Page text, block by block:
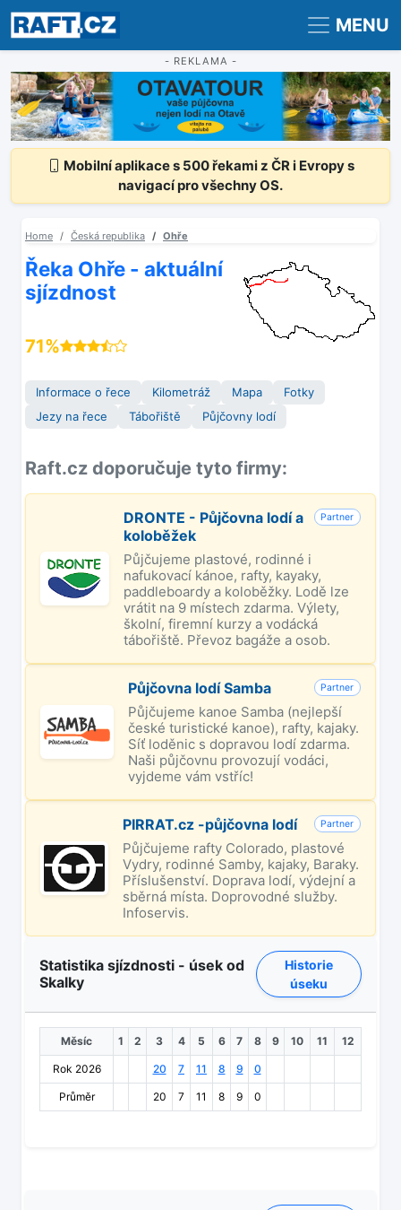
Registrace Přihlášení MENU
- REKLAMA -
Mobilní aplikace s 500 řekami z ČR i Evropy s
navigací pro všechny OS.
Home Česká republika Ohře
Řeka Ohře - aktuální
sjízdnost
71%
Informace o řece Kilometráž Mapa
Fotky
Jezy na řece
Tábořiště Půjčovny lodí
Raft.cz doporučuje tyto firmy:
DRONTE - Půjčovna lodí a
koloběžek
Partner
Půjčujeme plastové, rodinné i
nafukovací kánoe, rafty, kayaky,
paddleboardy a koloběžky. Lodě lze
vrátit na 9 místech zdarma. Výlety,
školní, firemní kurzy a vodácká
tábořiště. Převoz bagáže a osob.
Půjčovna lodí Samba Partner
Půjčujeme kanoe Samba (nejlepší
české turistické kanoe), rafty, kajaky.
Síť loděnic s dopravou lodí zdarma.
Naši půjčovnu provozují vodáci,
vyjdeme vám vstříc!
PIRRAT.cz -půjčovna lodí Partner
Půjčujeme rafty Colorado, plastové
Vydry, rodinné Samby, kajaky, Baraky.
Příslušenství. Doprava lodí, výdejní a
sběrná místa. Doprovodné služby.
Infoservis.
Statistika sjízdnosti - úsek od
Skalky
Historie
úseku
Měsíc 1 2 3 4 5 6 7 8 9 10 11 12
Rok 2026 20 7 11 8 9 0
Průměr 20 7 11 8 9 0